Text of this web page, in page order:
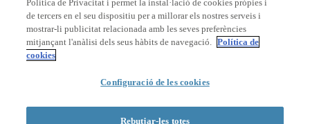
Acreditacions
© 2026 La Salle Campus Barcelona - URL |Avís legal
Política de Privacitat i permet la instal·lació de cookies pròpies i
de tercers en el seu dispositiu per a millorar els nostres serveis i
mostrar-li publicitat relacionada amb les seves preferències
mitjançant l'anàlisi dels seus hàbits de navegació. Política de
cookies
Configuració de les cookies
Rebutjar-les totes